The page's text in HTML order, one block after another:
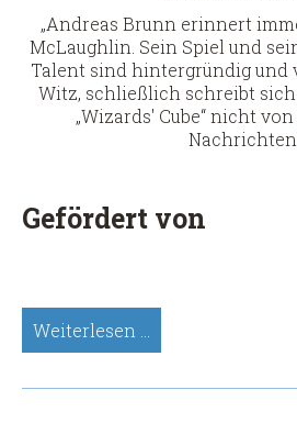
„Andreas Brunn erinnert
McLaughlin. Sein Spiel und
Talent sind hintergründig und
Witz, schließlich schreibt
„Wizards' Cube“ nicht
Gefördert von
Weiterlesen …
WORLD
STRINGS